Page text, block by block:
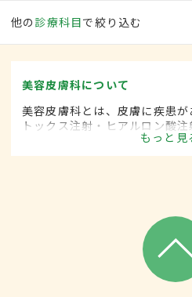
他の 診療科目で絞り込む
美容皮膚科について
美容皮膚科とは、皮膚に疾患
トックス注射・ヒアルロン酸
ビ治療など美容を目的として
です。
もっと見